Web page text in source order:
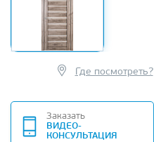
Где посмотреть?
Заказать
ВИДЕО-
КОНСУЛЬТАЦИЯ